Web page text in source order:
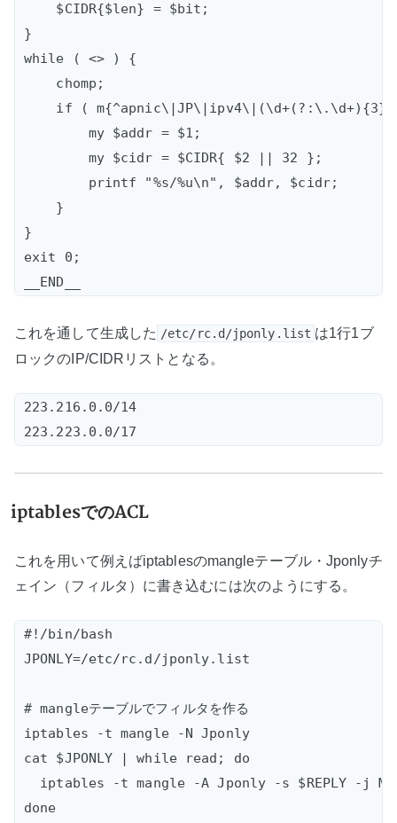
    $CIDR{$len} = $bit;
}
while ( <> ) {
    chomp;
if (
        my $addr = $1;
        my $cidr = $CIDR{ $2 || 32 };
        printf "%s/%u\n", $addr, $cidr;
    }
}
exit 0;
これを通して生成した /etc/rc.d/jponly.list は1行1ブ
ロックのIP/CIDRリストとなる。
223.216.0.0/14
iptablesでのACL
これを用いて例えばiptablesのmangleテーブル・Jponlyチ
ェイン（フィルタ）に書き込むには次のようにする。
#!/bin/bash
JPONLY=/etc/rc.d/jponly.list
# mangleテーブルでフィルタを作る
iptables -t mangle -N Jponly
cat $JPONLY | while read; do
iptables -t mangle -A Jponly -s $REPLY -j
done